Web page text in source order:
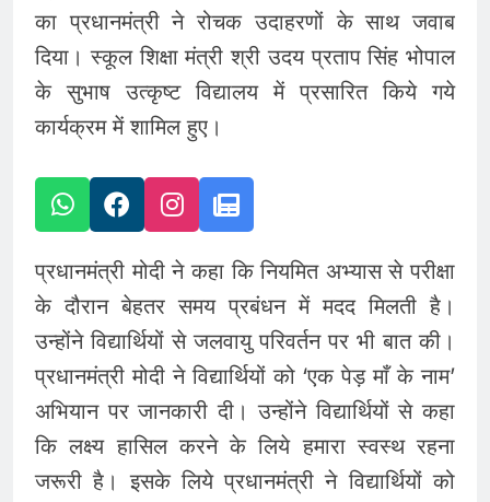
का प्रधानमंत्री ने रोचक उदाहरणों के साथ जवाब
दिया। स्कूल शिक्षा मंत्री श्री उदय प्रताप सिंह भोपाल
के सुभाष उत्कृष्ट विद्यालय में प्रसारित किये गये
कार्यक्रम में शामिल हुए।
प्रधानमंत्री मोदी ने कहा कि नियमित अभ्यास से परीक्षा
के दौरान बेहतर समय प्रबंधन में मदद मिलती है।
उन्होंने विद्यार्थियों से जलवायु परिवर्तन पर भी बात की।
प्रधानमंत्री मोदी ने विद्यार्थियों को ‘एक पेड़ माँ के नाम’
अभियान पर जानकारी दी। उन्होंने विद्यार्थियों से कहा
कि लक्ष्य हासिल करने के लिये हमारा स्वस्थ रहना
जरूरी है। इसके लिये प्रधानमंत्री ने विद्यार्थियों को